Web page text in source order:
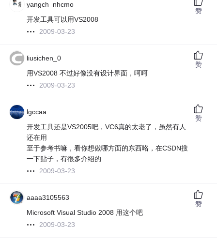
yangch_nhcmo
开发工具可以用VS2008
2009-03-23
赞
liusichen_0
用VS2008 不过好像没有设计界面，呵呵
2009-03-23
赞
lgccaa
开发工具还是VS2005吧，VC6真的太老了，虽然有人
还在用
至于参考书嘛，看你想做哪方面的东西咯，在CSDN搜
一下贴子，有很多介绍的
2009-03-23
赞
aaaa3105563
Microsoft Visual Studio 2008 用这个吧
2009-03-23
赞